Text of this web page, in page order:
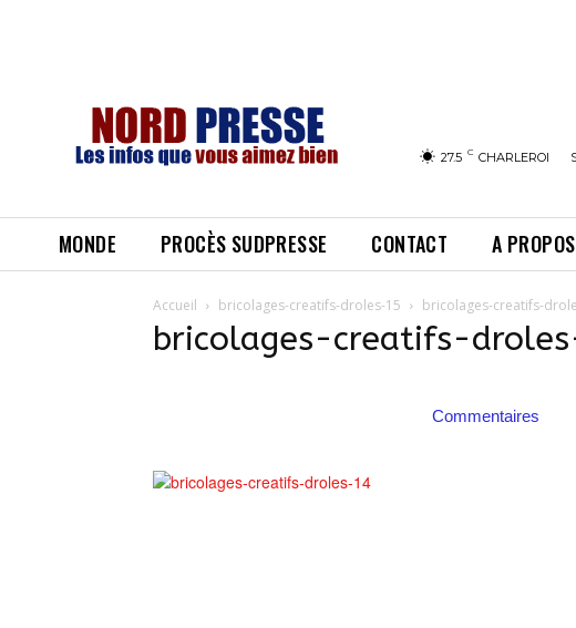
27.5 C CHARLEROI
MONDE PROCÈS SUDPRESSE CONTACT A PROPOS
Accueil bricolages-creatifs-droles-15 bricolages-creatifs-
bricolages-creatifs-
Commentaires